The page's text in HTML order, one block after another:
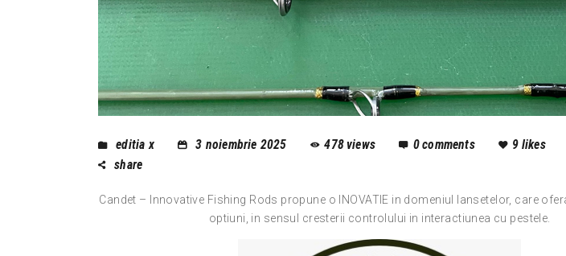
editia x 3 noiembrie 2025 478views 0comments 9 likes
share
Candet – Innovative Fishing Rods propune o INOVATIE in domeniul lansetelor, care
optiuni, in sensul cresterii controlului in interactiunea cu pestele.